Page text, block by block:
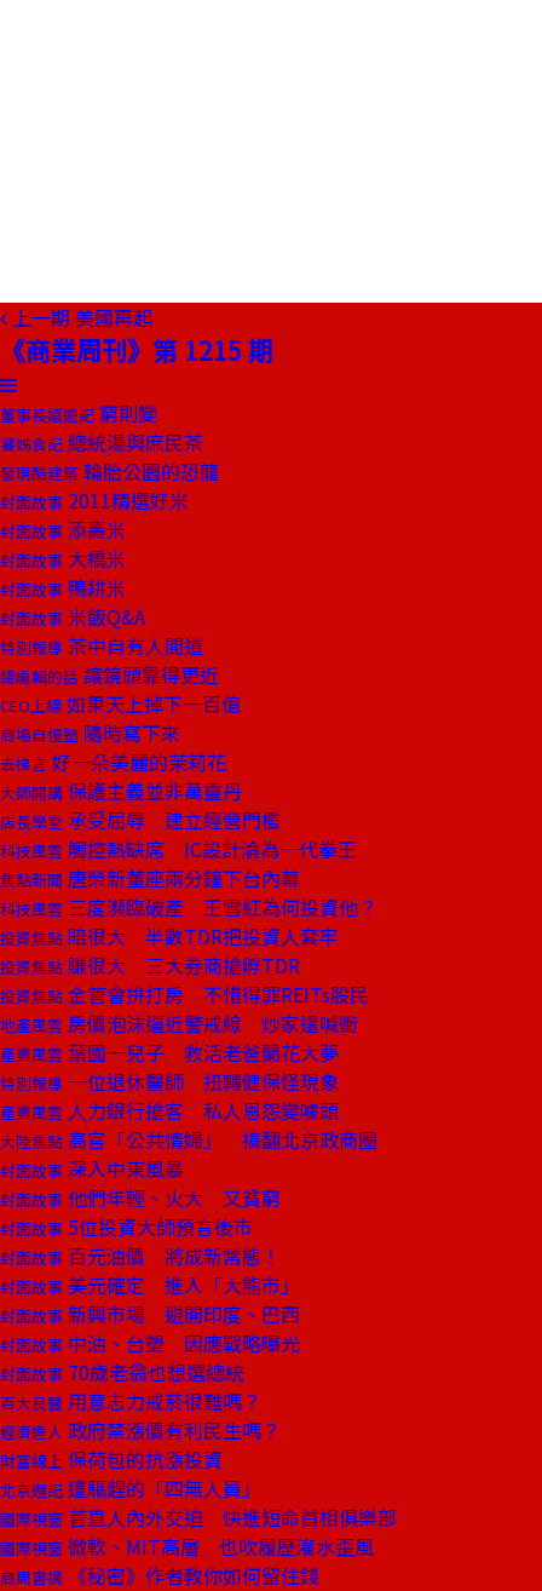
上一期 美國再起
《商業周刊》第 1215 期
董事長嬉遊記 窮則變
饕姊食記 總統湯與庶民茶
發現酷建築 輪胎公園的恐龍
封面故事 2011精選好米
封面故事 添壽米
封面故事 大橋米
封面故事 鴨耕米
封面故事 米飯Q&A
特別報導 茶中自有人間道
總編輯的話 讓鏡頭靠得更近
CEO上線 如果天上掉下一百億
商場自慢塾 隨時寫下來
去梯言 好一朵美麗的茉莉花
大師開講 保護主義並非萬靈丹
店長學堂 承受屈辱 建立經營門檻
科技風雲 觸控熱缺席 IC設計淪為一代拳王
焦點新聞 唐榮新董座兩分鐘下台內幕
科技風雲 三度瀕臨破產 王雪紅為何投資他？
投資焦點 賠很大 半數TDR把投資人套牢
投資焦點 賺很大 三大券商搶孵TDR
投資焦點 金管會拚打房 不惜得罪REITs股民
地產風雲 房價泡沫逼近警戒線 炒家還喊衝
產業風雲 葉國一兒子 救活老爸蘭花大夢
特別報導 一位退休醫師 扭轉健保怪現象
產業風雲 人力銀行搶客 私人恩怨變噱頭
大陸焦點 高官「公共情婦」 搞翻北京政商圈
封面故事 深入中東風暴
封面故事 他們年輕、火大 又貧窮
封面故事 5位投資大師預言後市
封面故事 百元油價 將成新常態！
封面故事 美元確定 進入「大熊市」
封面故事 新興市場 避開印度、巴西
封面故事 中油、台塑 因應戰略曝光
封面故事 70歲老翁也想選總統
百大良醫 用意志力戒菸很難嗎？
經濟達人 政府禁漲價有利民生嗎？
財富線上 保荷包的抗漲投資
北京週記 遭驅趕的「四無人員」
國際視窗 菅直人內外交迫 快進短命首相俱樂部
國際視窗 微軟、MIT高層 也吹履歷灌水歪風
商周書摘 《秘密》作者教你如何留住錢